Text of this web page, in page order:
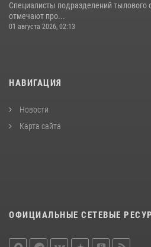
Специалисты подразделений тылового
отмечают про...
01 августа 2026, 02:13
НАВИГАЦИЯ
Новости
Карта сайта
ОФИЦИАЛЬНЫЕ СЕТЕВЫЕ